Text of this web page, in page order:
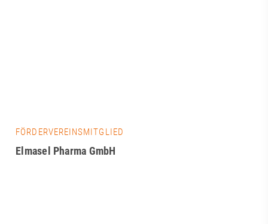
FÖRDERVEREINSMITGLIED
Elmasel Pharma GmbH